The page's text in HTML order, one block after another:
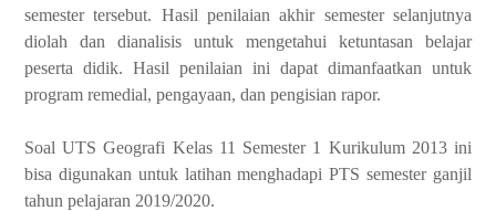
semester tersebut. Hasil penilaian akhir semester selanjutnya
diolah dan dianalisis untuk menge­tahui ketuntasan belajar
peserta didik. Hasil penilaian ini dapat dimanfaatkan untuk
program remedial, pengayaan, dan pengisian rapor.
Soal UTS Geografi Kelas 11 Semester 1 Kurikulum 2013 ini
bisa digunakan untuk latihan menghadapi PTS semester ganjil
tahun pelajaran 2019/2020.